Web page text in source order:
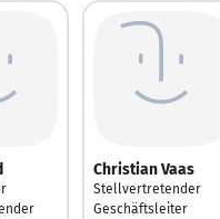
Christian Vaas
Stellvertretender
Geschäftsleiter